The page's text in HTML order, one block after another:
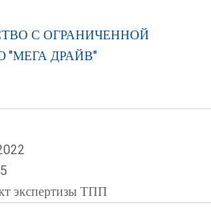
С ОГРАНИЧЕННОЙ
ДРАЙВ"
экспертизы ТПП